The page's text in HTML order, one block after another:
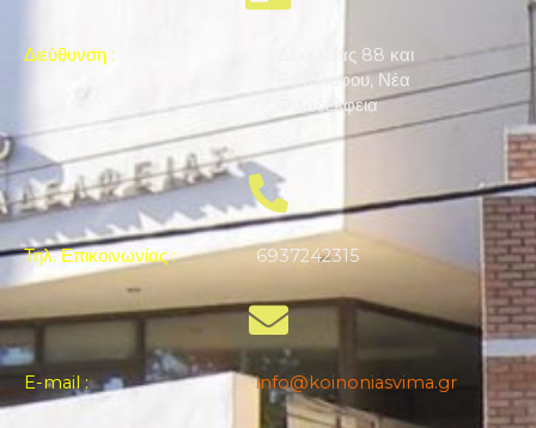
Διεύθυνση :
Δεκελείας 88 και
Επταλόφου, Νέα
Φιλαδέλφεια
Τηλ. Επικοινωνίας : 6937242315
E-mail : info@koinoniasvima.gr